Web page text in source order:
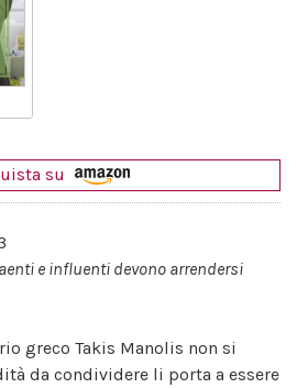
su
e influenti devono arrendersi
greco Takis Manolis non si
da condividere li porta a essere